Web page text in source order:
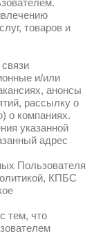
помощью
с